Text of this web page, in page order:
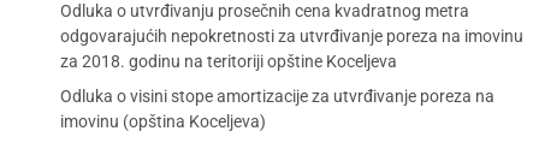
Odluka o utvrđivanju prosečnih cena kvadratnog metra
odgovarajućih nepokretnosti za utvrđivanje poreza na imovinu
za 2018. godinu na teritoriji opštine Koceljeva
Odluka o visini stope amortizacije za utvrđivanje poreza na
imovinu (opština Koceljeva)